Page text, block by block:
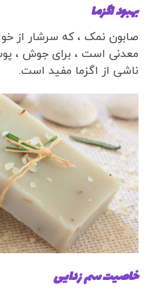
بهبود اگزما
صابون نمک ، که سرشار از
معدنی است ، برای جوش ،
ناشی از اگزما مفید است.
خاصیت سم زدایی